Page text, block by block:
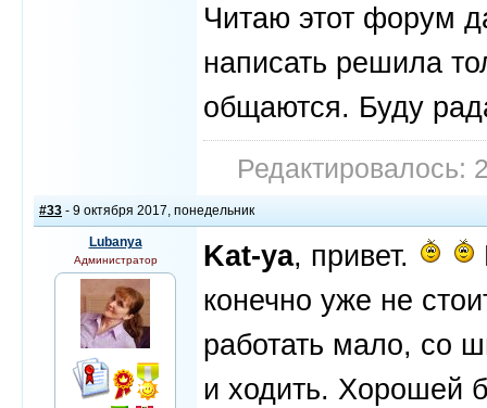
Читаю этот форум
написать решила
общаются. Буду
Редактировалось:
#33 - 9 октября 2017, понедельник
Lubanya
Администратор Kat-ya, привет.
конечно уже не
работать мало, со
и ходить. Хорошей